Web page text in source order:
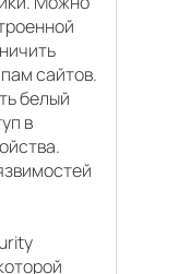
сайтов.
белый
в